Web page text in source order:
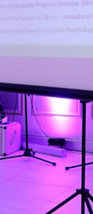
się z ZUS-